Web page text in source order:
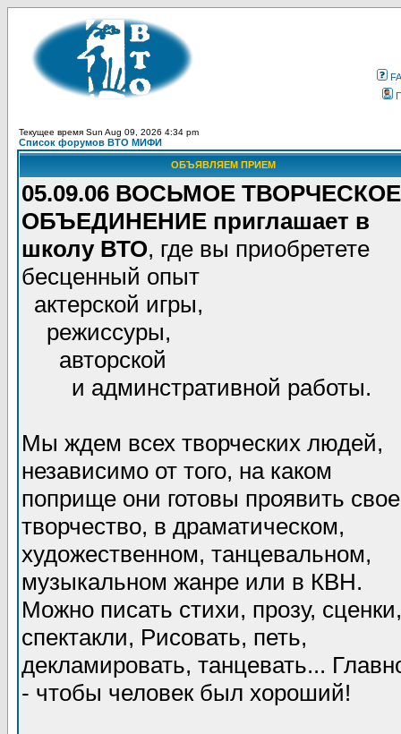
Текущее время Sun Aug 09, 2026 4:34 pm
Список форумов ВТО МИФИ
ОБЪЯВЛЯЕМ ПРИЕМ
05.09.06 ВОСЬМОЕ ТВОРЧЕСКОЕ
ОБЪЕДИНЕНИЕ приглашает в
школу ВТО, где вы приобретете
бесценный опыт
актерской игры,
режиссуры,
авторской
и админстративной работы.
Мы ждем всех творческих людей,
независимо от того, на каком
поприще они готовы проявить свое
творчество, в драматическом,
художественном, танцевальном,
музыкальном жанре или в КВН.
Можно писать стихи, прозу, сценки,
спектакли, Рисовать, петь,
декламировать, танцевать...
- чтобы человек был хороший!